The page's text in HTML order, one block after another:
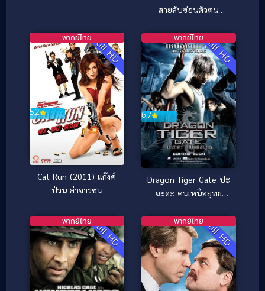
สายลับซ่อนตัวตน
Full HD
5.2
พากย์ไทย
Cat Run (2011) แก๊งค์
ป่วน ล่าจารชน
Full HD
6.7
พากย์ไทย
Dragon Tiger Gate ปะ
ฉะดะ คนเหนือยุทธ
Full HD
พากย์ไทย Full HD
พากย์ไทย